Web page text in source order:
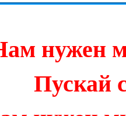
нужен
Пускай